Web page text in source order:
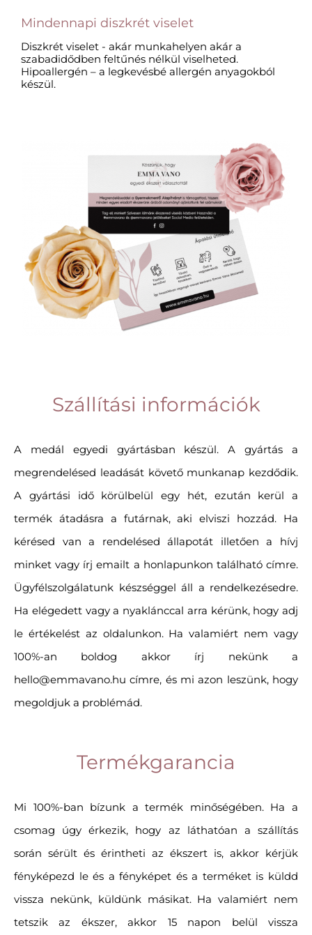
Mindennapi diszkrét viselet​
Diszkrét viselet - akár munkahelyen akár a
szabadidődben feltűnés nélkül viselheted.
Hipoallergén – a legkevésbé allergén anyagokból
készül.​
Szállítási információk
A medál egyedi gyártásban készül. A gyártás a
megrendelésed leadását követő munkanap kezdődik.
A gyártási idő körülbelül egy hét, ezután kerül a
termék átadásra a futárnak, aki elviszi hozzád. Ha
kérésed van a rendelésed állapotát illetően a hívj
minket vagy írj emailt a honlapunkon található címre.
Ügyfélszolgálatunk készséggel áll a rendelkezésedre.
Ha elégedett vagy a nyaklánccal arra kérünk, hogy adj
le értékelést az oldalunkon. Ha valamiért nem vagy
100%-an boldog akkor írj nekünk a
hello@emmavano.hu címre, és mi azon leszünk, hogy
megoldjuk a problémád.
Termékgarancia
Mi 100%-ban bízunk a termék minőségében. Ha a
csomag úgy érkezik, hogy az láthatóan a szállítás
során sérült és érintheti az ékszert is, akkor kérjük
fényképezd le és a fényképet és a terméket is küldd
vissza nekünk, küldünk másikat. Ha valamiért nem
tetszik az ékszer, akkor 15 napon belül vissza